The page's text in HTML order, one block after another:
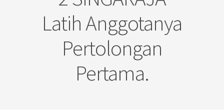
Latih Anggotanya
Pertolongan
Pertama.